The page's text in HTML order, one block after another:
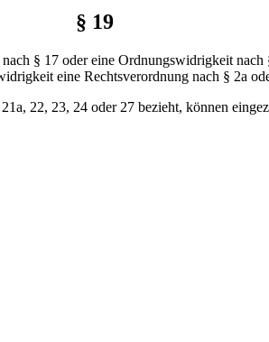
§ 19
§ 17 oder eine Ordnungswidrigkeit nach
eine Rechtsverordnung nach § 2a
22, 23, 24 oder 27 bezieht, können